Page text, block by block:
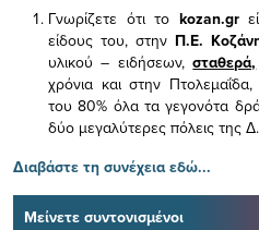
Γνωρίζετε ότι το kozan.gr
είδους του, στην Π.Ε.
υλικού – ειδήσεων,σταθερά,
χρόνια και στην
του 80% όλα τα γεγονότα
δύο μεγαλύτερες πόλεις της
Διαβάστε τη συνέχεια εδώ...
Μείνετε συντονισμένοι